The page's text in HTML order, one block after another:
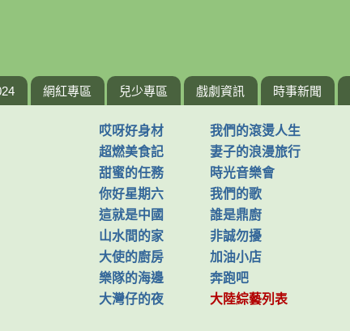
網紅專區 兒少專區 戲劇資訊 時事新聞
哎呀好身材
我們的滾燙人生
超燃美食記
妻子的浪漫旅行
甜蜜的任務
時光音樂會
你好星期六
我們的歌
這就是中國
誰是鼎廚
山水間的家
非誠勿擾
大使的廚房
加油小店
樂隊的海邊
奔跑吧
大灣仔的夜
大陸綜藝列表